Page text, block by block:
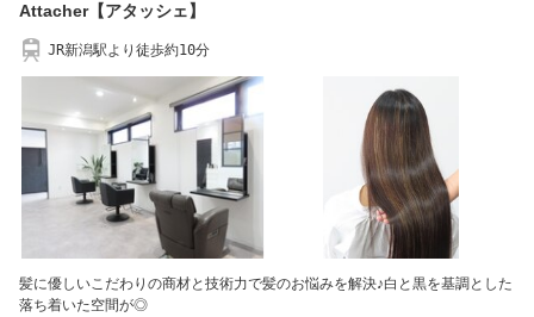
Attacher【アタッシェ】
JR新潟駅より徒歩約10分
髪に優しいこだわりの商材と技術力で髪のお悩みを解決♪白と黒を基調とした
落ち着いた空間が◎